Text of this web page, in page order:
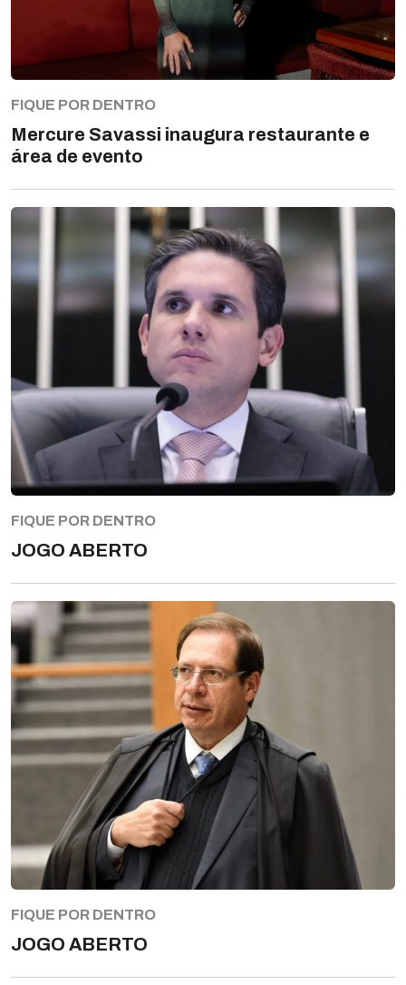
FIQUE POR DENTRO
Mercure Savassi inaugura restaurante e
área de evento
FIQUE POR DENTRO
JOGO ABERTO
FIQUE POR DENTRO
JOGO ABERTO